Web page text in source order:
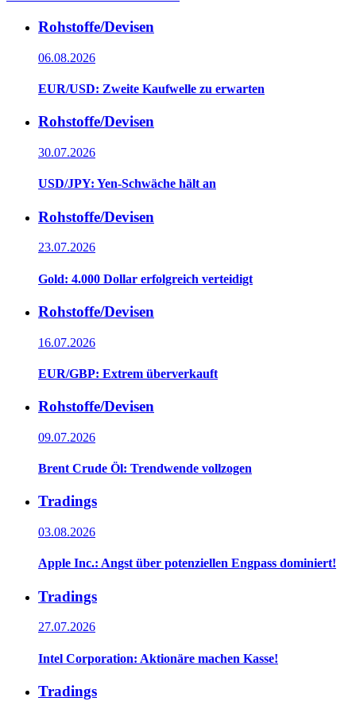
Rohstoffe/Devisen
06.08.2026
EUR/USD: Zweite Kaufwelle zu erwarten
Rohstoffe/Devisen
30.07.2026
USD/JPY: Yen-Schwäche hält an
Rohstoffe/Devisen
23.07.2026
Gold: 4.000 Dollar erfolgreich verteidigt
Rohstoffe/Devisen
16.07.2026
EUR/GBP: Extrem überverkauft
Rohstoffe/Devisen
09.07.2026
Brent Crude Öl: Trendwende vollzogen
Tradings
03.08.2026
Apple Inc.: Angst über potenziellen Engpass dominiert!
Tradings
27.07.2026
Intel Corporation: Aktionäre machen Kasse!
Tradings